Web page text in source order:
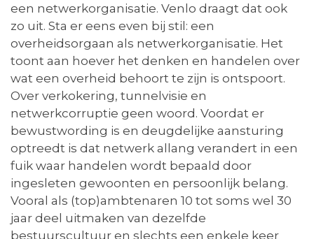
een netwerkorganisatie. Venlo draagt dat ook
zo uit. Sta er eens even bij stil: een
overheidsorgaan als netwerkorganisatie. Het
toont aan hoever het denken en handelen over
wat een overheid behoort te zijn is ontspoort.
Over verkokering, tunnelvisie en
netwerkcorruptie geen woord. Voordat er
bewustwording is en deugdelijke aansturing
optreedt is dat netwerk allang verandert in een
fuik waar handelen wordt bepaald door
ingesleten gewoonten en persoonlijk belang.
Vooral als (top)ambtenaren 10 tot soms wel 30
jaar deel uitmaken van dezelfde
bestuurscultuur en slechts een enkele keer